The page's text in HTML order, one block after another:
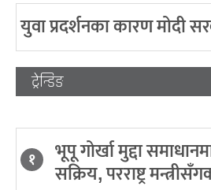
युवा प्रदर्शनका कारण मोदी
ट्रेन्डिङ
१ भूपू गोर्खा मुद्दा
सक्रिय, परराष्ट्र